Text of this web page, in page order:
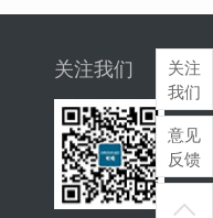
关注
我们
意见
反馈
J
关注我们